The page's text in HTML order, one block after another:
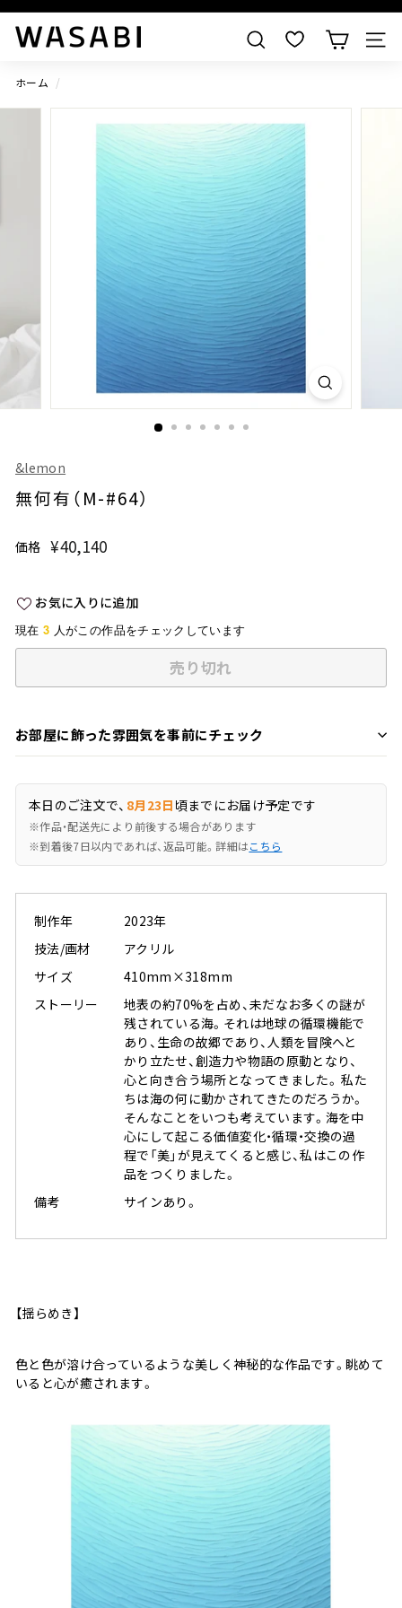
すべての作品を見る
W
S
A
検索
ホーム /
&lemon
無何有（M-#64）
価格
通
格
¥40,140
お気に入りに追加
現在 3 人がこの作品をチェックしています
売り切れ
お部屋に飾った雰囲気を事前にチェック
本日のご注文で、 8月23日 頃までにお届け予定です
※作品・配送先により前後する場合があります
※到着後7日以内であれば、返品可能。詳細はこちら
制作年
2023年
技法/画材
アクリル
サイズ
410mm×318mm
ストーリー
地表の約70%を占め、未だなお多くの謎が
残されている海。それは地球の循環機能で
あり、生命の故郷であり、人類を冒険へと
かり立たせ、創造力や物語の原動となり、
心と向き合う場所となってきました。 私た
ちは海の何に動かされてきたのだろうか。
そんなことをいつも考えています。海を中
心にして起こる価値変化・循環・交換の過
程で「美」が見えてくると感じ、私はこの作
品をつくりました。
備考
サインあり。
【揺らめき】
色と色が溶け合っているような美しく神秘的な作品です。眺めて
いると心が癒されます。